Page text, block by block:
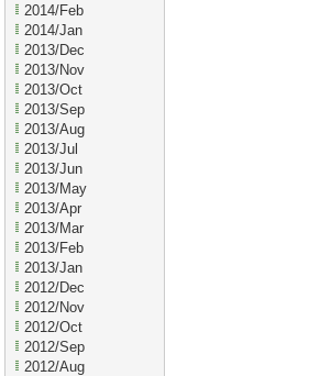
2014/Feb
2014/Jan
2013/Dec
2013/Nov
2013/Oct
2013/Sep
2013/Aug
2013/Jul
2013/Jun
2013/May
2013/Apr
2013/Mar
2013/Feb
2013/Jan
2012/Dec
2012/Nov
2012/Oct
2012/Sep
2012/Aug